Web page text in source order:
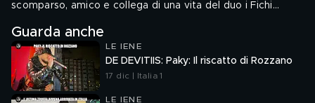
scomparso, amico e collega di una vita del duo i Fichi
Guarda anche
LE IENE
DE DEVITIIS: Paky: Il riscatto di Rozzano
17 dic | Italia 1
LE IENE